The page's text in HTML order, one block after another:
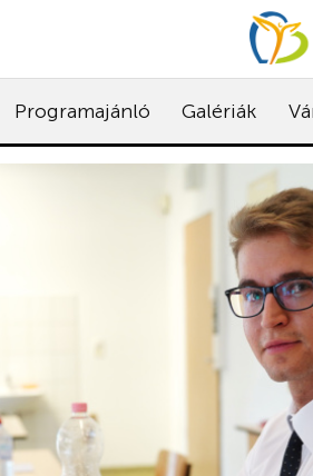
Programajánló Galériák